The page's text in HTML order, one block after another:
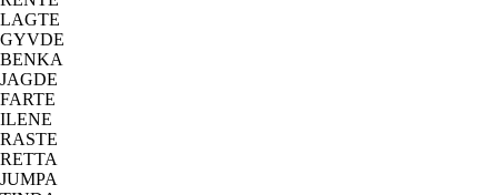
LAGTE
GYVDE
BENKA
JAGDE
FARTE
ILENE
RASTE
RETTA
JUMPA